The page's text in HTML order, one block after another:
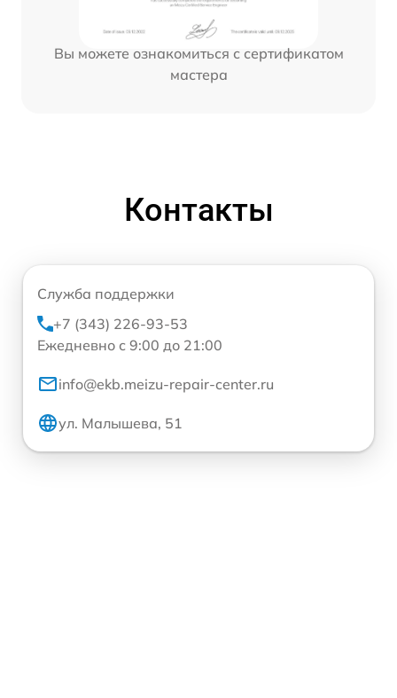
Вы можете ознакомиться с сертификатом
мастера
Контакты
Служба поддержки
+7 (343) 226-93-53
Ежедневно с 9:00 до 21:00
info@ekb.meizu-repair-center.ru
ул. Малышева, 51